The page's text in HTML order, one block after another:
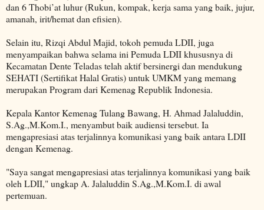
dan 6 Thobi’at luhur (Rukun, kompak, kerja sama yang baik, jujur,
amanah, irit/hemat dan efisien).
Selain itu, Rizqi Abdul Majid, tokoh pemuda LDII, juga
menyampaikan bahwa selama ini Pemuda LDII khususnya di
Kecamatan Dente Teladas telah aktif bersinergi dan mendukung
SEHATI (Sertifikat Halal Gratis) untuk UMKM yang memang
merupakan Program dari Kemenag Republik Indonesia.
Kepala Kantor Kemenag Tulang Bawang, H. Ahmad Jalaluddin,
S.Ag.,M.Kom.I., menyambut baik audiensi tersebut. Ia
mengapresiasi atas terjalinnya komunikasi yang baik antara LDII
dengan Kemenag.
"Saya sangat mengapresiasi atas terjalinnya komunikasi yang baik
oleh LDII," ungkap A. Jalaluddin S.Ag.,M.Kom.I. di awal
pertemuan.